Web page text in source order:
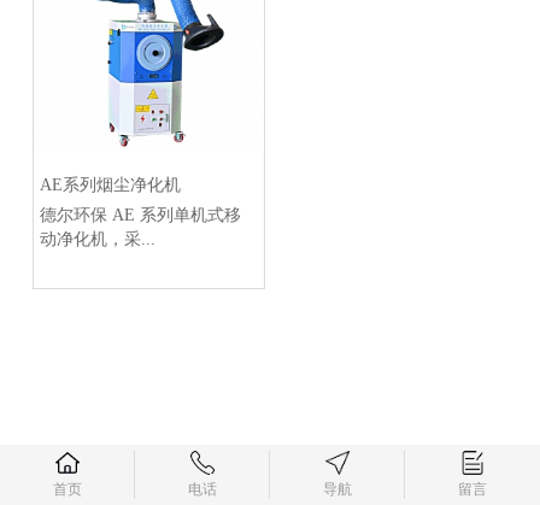
AE系列烟尘净化机
德尔环保 AE 系列单机式移
动净化机，采...
首页 电话 导航 留言